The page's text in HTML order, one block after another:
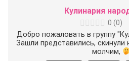
Кулинария
0 (0)
Добро пожаловать в группу
Зашли представились, скинули
молчим,